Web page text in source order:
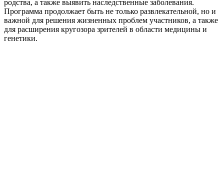
родства, а также выявить наследственные заболевания.
Программа продолжает быть не только развлекательной, но и
важной для решения жизненных проблем участников, а также
для расширения кругозора зрителей в области медицины и
генетики.